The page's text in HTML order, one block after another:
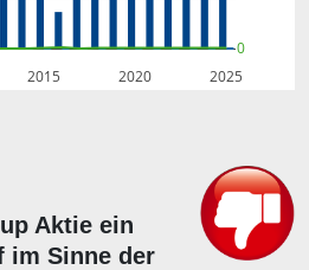
2015 2020 2025
0
Aktie ein
im Sinne der